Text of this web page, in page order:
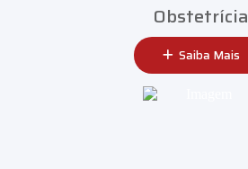
Obstetrícia
Saiba Mais